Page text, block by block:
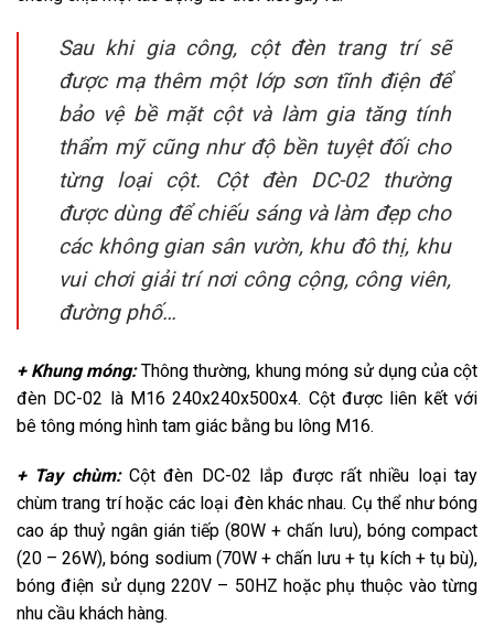
Sau khi gia công, cột đèn trang trí sẽ
được mạ thêm một lớp sơn tĩnh điện để
bảo vệ bề mặt cột và làm gia tăng tính
thẩm mỹ cũng như độ bền tuyệt đối cho
từng loại cột. Cột đèn DC-02 thường
được dùng để chiếu sáng và làm đẹp cho
các không gian sân vườn, khu đô thị, khu
vui chơi giải trí nơi công cộng, công viên,
đường phố…
+ Khung móng:Thông thường, khung móng sử dụng của cột
đèn DC-02 là M16 240x240x500x4. Cột được liên kết với
bê tông móng hình tam giác bằng bu lông M16.
+ Tay chùm:Cột đèn DC-02 lắp được rất nhiều loại tay
chùm trang trí hoặc các loại đèn khác nhau. Cụ thể như bóng
cao áp thuỷ ngân gián tiếp (80W + chấn lưu), bóng compact
(20 – 26W), bóng sodium (70W + chấn lưu + tụ kích + tụ bù),
bóng điện sử dụng 220V – 50HZ hoặc phụ thuộc vào từng
nhu cầu khách hàng.